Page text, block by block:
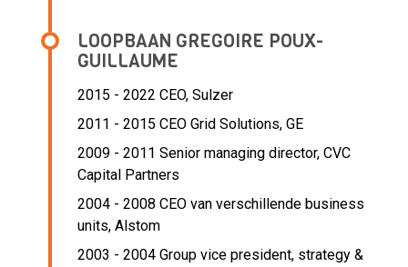
LOOPBAAN GREGOIRE POUX-
GUILLAUME
2015 - 2022 CEO, Sulzer
2011 - 2015 CEO Grid Solutions, GE
2009 - 2011 Senior managing director, CVC
Capital Partners
2004 - 2008 CEO van verschillende business
units, Alstom
2003 - 2004 Group vice president, strategy &